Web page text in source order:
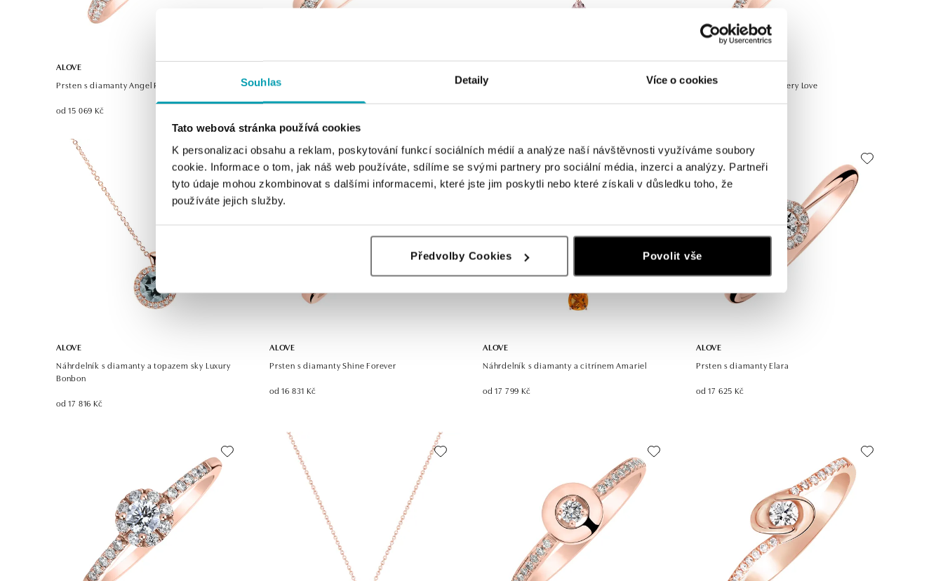
Souhlas Detaily Více o cookies
Tato webová stránka používá cookies
K personalizaci obsahu a reklam, poskytování funkcí sociálních médií a analýze naší návštěvnosti využíváme soubory
cookie. Informace o tom, jak náš web používáte, sdílíme se svými partnery pro sociální média, inzerci a analýzy. Partneři
tyto údaje mohou zkombinovat s dalšími informacemi, které jste jim poskytli nebo které získali v důsledku toho, že
používáte jejich služby.
Předvolby Cookies Povolit vše
ALOVE
Prsten s diamanty Angel Ray
od 15 069 Kč
Prsten s diamanty Shiny Poetry
Náhrdelník s diamanty a morganitem Teardrop
Prsten s diamanty Glittery Love
ALOVE
Náhrdelník s diamanty a topazem sky Luxury
Bonbon
od 17 816 Kč
ALOVE
Prsten s diamanty Shine Forever
od 16 831 Kč
ALOVE
Náhrdelník s diamanty a citrínem Amariel
od 17 799 Kč
ALOVE
Prsten s diamanty Elara
od 17 625 Kč